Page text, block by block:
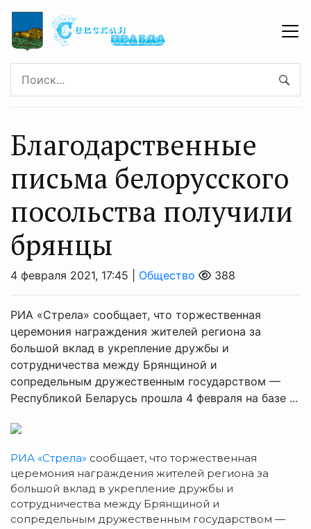
Благодарственные
письма белорусского
посольства получили
брянцы
4 февраля 2021, 17:45 | Общество 388
РИА «Стрела» сообщает, что торжественная
церемония награждения жителей региона за
большой вклад в укрепление дружбы и
сотрудничества между Брянщиной и
сопредельным дружественным государством —
Республикой Беларусь прошла 4 февраля на базе ...
РИА «Стрела» сообщает, что торжественная
церемония награждения жителей региона за
большой вклад в укрепление дружбы и
сотрудничества между Брянщиной и
сопредельным дружественным государством —